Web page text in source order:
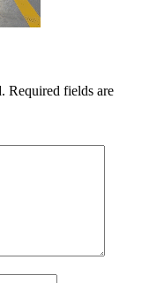
Required fields are